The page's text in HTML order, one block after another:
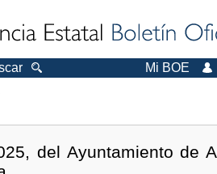
Mi BOE
del Ayuntamiento de